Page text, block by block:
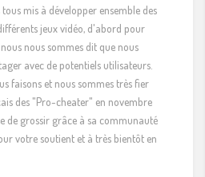
mis à développer ensemble des
jeux vidéo, d'abord pour
nous sommes dit que nous
avec de potentiels utilisateurs.
faisons et nous sommes très fier
des "Pro-cheater" en novembre
de grossir grâce à sa communauté
votre soutient et à très bientôt en